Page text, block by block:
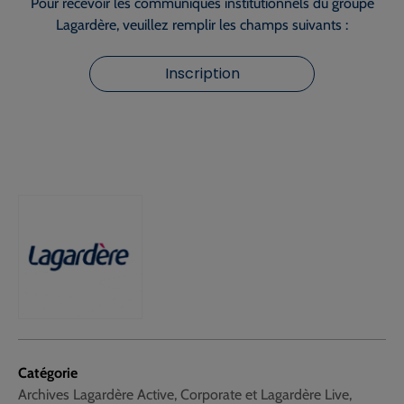
Catégorie
Archives Lagardère Active, Corporate et Lagardère Live,
Lagardère, veuillez remplir les champs suivants :
Inscription